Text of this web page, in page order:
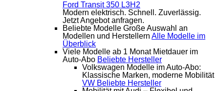
Ford Transit 350 L3H2
Modern elektrisch. Schnell. Zuverlässig.
Jetzt Angebot anfragen.
Beliebte Modelle Große Auswahl an
Modellen und Herstellern Alle Modelle im
Überblick
Viele Modelle ab 1 Monat Mietdauer im
Auto-Abo Beliebte Hersteller
Volkswagen Modelle im Auto-Abo:
Klassische Marken, moderne Mobilität
VW Beliebte Hersteller